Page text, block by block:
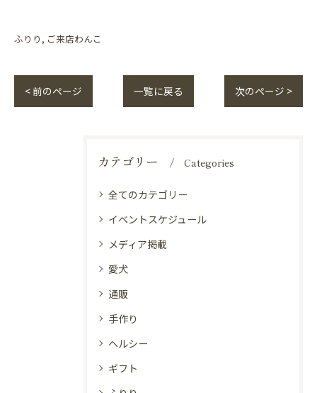
ふりり ご来店わんこ
< 前のページ 一覧に戻る 次のページ >
カテゴリー Categories
全てのカテゴリー
イベントスケジュール
メディア掲載
愛犬
通販
手作り
ヘルシー
ギフト